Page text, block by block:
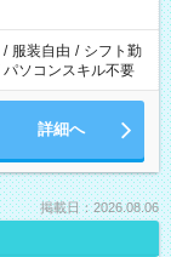
/ 服装自由 / シフト勤
パソコンスキル不要
詳細へ
掲載日：2026.08.06